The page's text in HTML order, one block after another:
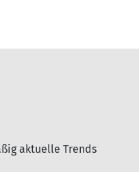
aktuelle Trends